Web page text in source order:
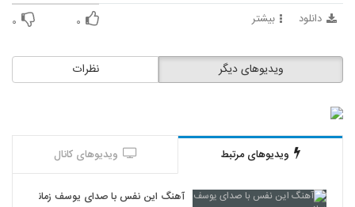
دانلود بیشتر ۰ ۰
نظرات ویدیوهای دیگر
ویدیوهای مرتبط ویدیوهای کانال
آهنگ این نفس با صدای یوسف زمانی